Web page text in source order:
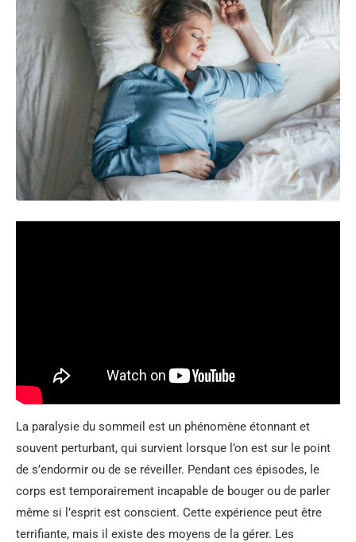
La paralysie du sommeil est un phénomène étonnant et
souvent perturbant, qui survient lorsque l’on est sur le point
de s’endormir ou de se réveiller. Pendant ces épisodes, le
corps est temporairement incapable de bouger ou de parler
même si l’esprit est conscient. Cette expérience peut être
terrifiante, mais il existe des moyens de la gérer. Les